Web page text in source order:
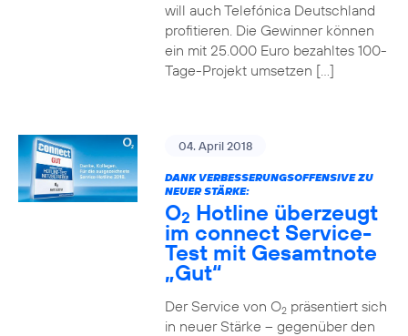
will auch Telefónica Deutschland
profitieren. Die Gewinner können
ein mit 25.000 Euro bezahltes 100-
Tage-Projekt umsetzen […]
04. April 2018
DANK VERBESSERUNGSOFFENSIVE ZU
NEUER STÄRKE:
O2 Hotline überzeugt
im connect Service-
Test mit Gesamtnote
„Gut“
Der Service von O2präsentiert sich
in neuer Stärke – gegenüber den